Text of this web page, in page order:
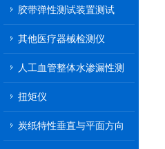
胶带弹性测试装置测试
其他医疗器械检测仪
人工血管整体水渗漏性测
扭矩仪
炭纸特性垂直与平面方向